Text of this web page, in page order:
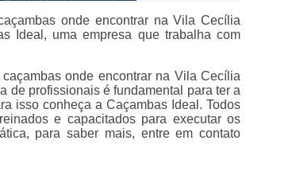
onde encontrar na Vila Cecília
Ideal, uma empresa que trabalha com
onde encontrar na Vila Cecília
de profissionais é fundamental para ter a
isso conheça a Caçambas Ideal. Todos
e capacitados para executar os
para saber mais, entre em contato